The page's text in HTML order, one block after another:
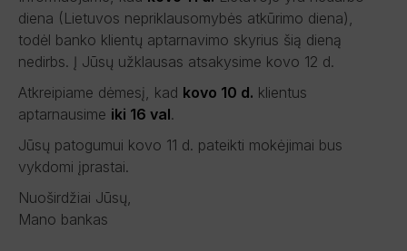
diena (Lietuvos nepriklausomybės atkūrimo diena),
todėl banko klientų aptarnavimo skyrius šią dieną
nedirbs. Į Jūsų užklausas atsakysime kovo 12 d.
Atkreipiame dėmesį, kad kovo 10 d. klientus
aptarnausime iki 16 val.
Jūsų patogumui kovo 11 d. pateikti mokėjimai bus
vykdomi įprastai.
Nuoširdžiai Jūsų,
Mano bankas